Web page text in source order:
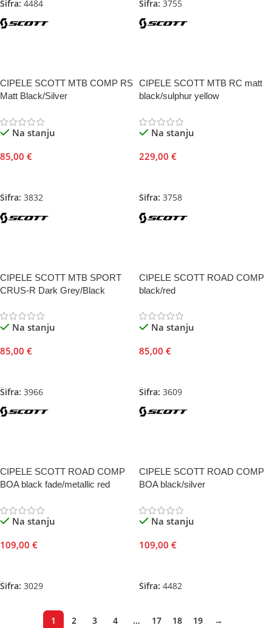
Šifra: 4484 Šifra: 3755
CIPELE SCOTT MTB COMP RS
Matt Black/Silver
Na stanju
85,00 €
Šifra: 3832
CIPELE SCOTT MTB RC matt
black/sulphur yellow
Na stanju
229,00 €
Šifra: 3758
CIPELE SCOTT MTB SPORT
CRUS-R Dark Grey/Black
Na stanju
85,00 €
Šifra: 3966
CIPELE SCOTT ROAD COMP
black/red
Na stanju
85,00 €
Šifra: 3609
CIPELE SCOTT ROAD COMP
BOA black fade/metallic red
Na stanju
109,00 €
Šifra: 3029
CIPELE SCOTT ROAD COMP
BOA black/silver
Na stanju
109,00 €
Šifra: 4482
1 2 3 4 … 17 18 19 →